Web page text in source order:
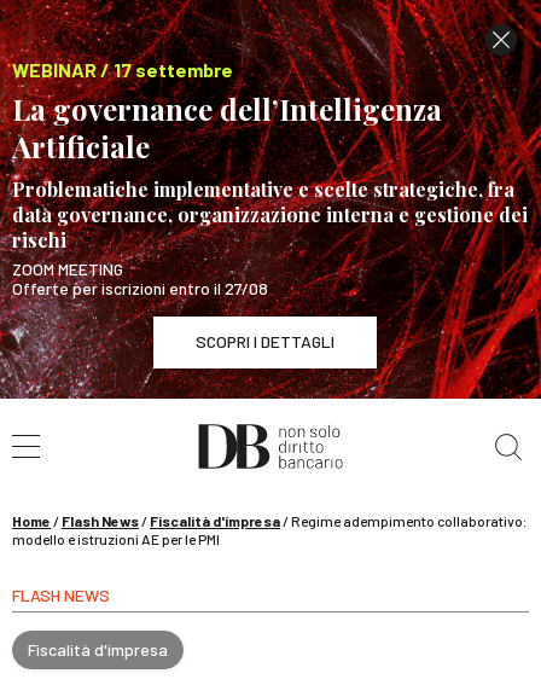
WEBINAR / 17 settembre
La governance dell’Intelligenza
Artificiale
Problematiche implementative e scelte strategiche, fra
data governance, organizzazione interna e gestione dei
rischi
ZOOM MEETING
Offerte per iscrizioni entro il 27/08
SCOPRI I DETTAGLI
WEBINAR / 17 settembre
La governance dell’Intelligenza Artificiale
Home / Flash News/ Fiscalità d'impresa/Regime adempimento collaborativo:
modello e istruzioni AE per le PMI
FLASH NEWS
Fiscalità d'impresa